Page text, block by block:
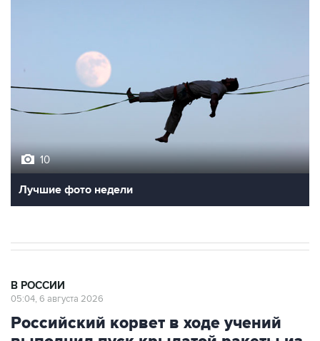
Лучшие фото недели
Российский корвет в ходе учений
выполнил пуск крылатой ракеты из
Авачинского залива